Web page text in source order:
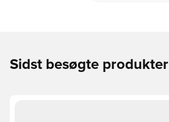
Sidst besøgte produkter